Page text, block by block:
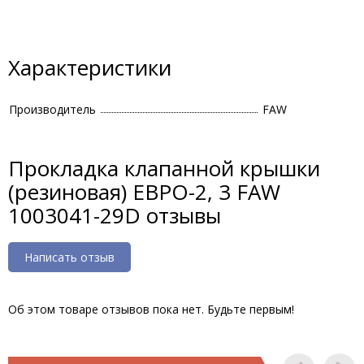
Характеристики
Производитель FAW
Прокладка клапанной крышки
(резиновая) ЕВРО-2, 3 FAW
1003041-29D отзывы
Написать отзыв
Об этом товаре отзывов пока нет. Будьте первым!